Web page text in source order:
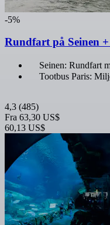
-5%
Rundfart på Seinen
Seinen: Rundfart
Tootbus Paris:
4,3 (485)
Fra 63,30 US$
60,13 US$